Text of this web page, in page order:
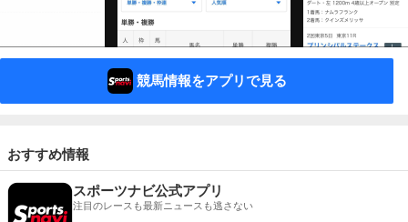
競馬情報をアプリで見る
おすすめ情報
スポーツナビ公式アプリ
注目のレースも最新ニュースも逃さない